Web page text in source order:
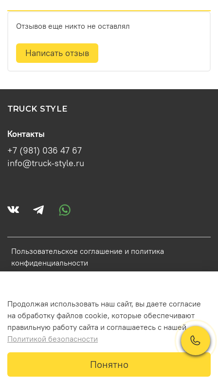
Отзывов еще никто не оставлял
Написать отзыв
TRUCK STYLE
Пользовательское соглашение и политика
конфиденциальности
Обратная связь
Контакты
+7 (981) 036 47 67
info@truck-style.ru
ИП Аистова Катарина Антоновна ИНН 784800848968
Продолжая использовать наш сайт, вы даете согласие
на обработку файлов cookie, которые обеспечивают
правильную работу сайта и соглашаетесь с нашей
Политикой безопасности
Понятно